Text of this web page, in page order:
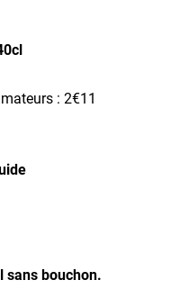
: 2€11
sans bouchon.